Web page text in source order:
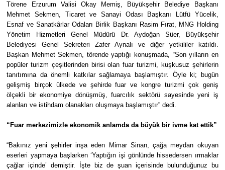
Törene Erzurum Valisi Okay Memiş, Büyükşehir Belediye Başkanı
Mehmet Sekmen, Ticaret ve Sanayi Odası Başkanı Lütfü Yücelik,
Esnaf ve Sanatkârlar Odaları Birlik Başkanı Rasim Fırat, MNG Holding
Yönetim Hizmetleri Genel Müdürü Dr. Aydoğan Süer, Büyükşehir
Belediyesi Genel Sekreteri Zafer Aynalı ve diğer yetkililer katıldı.
Başkan Mehmet Sekmen, törende yaptığı konuşmada, “Son yılların en
popüler turizm çeşitlerinden birisi olan fuar turizmi, kuşkusuz şehirlerin
tanıtımına da önemli katkılar sağlamaya başlamıştır. Öyle ki; bugün
gelişmiş birçok ülkede ve şehirde fuar ve kongre turizmi çok geniş
ölçekli bir ekonomiye dönüşmüş, fuarcılık sektörü sayesinde yeni iş
alanları ve istihdam olanakları oluşmaya başlamıştır” dedi.
“Fuar merkezimizle ekonomik anlamda da büyük bir ivme kat ettik”
“Bakınız yeni şehirler inşa eden Mimar Sinan, çağa meydan okuyan
eserleri yapmaya başlarken ‘Yaptığın işi gönlünde hissedersen ırmaklar
çağlar içinde’ demiştir. İşte biz de şuan içerisinde bulunduğunuz bu